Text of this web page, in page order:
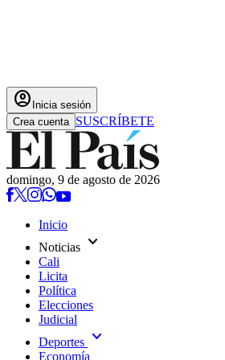
account_circle Inicia sesión
Crea cuenta SUSCRÍBETE
domingo, 9 de agosto de 2026
Inicio
Noticias expand_more
Cali
Licita
Política
Elecciones
Judicial
Deportes expand_more
Economía